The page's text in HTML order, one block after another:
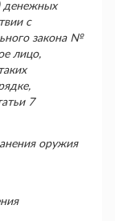
денежных
с
закона №
лицо,
7
оружия